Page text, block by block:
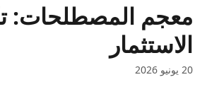
معجم المصطلحات:
الاستثمار
20 يونيو 2026